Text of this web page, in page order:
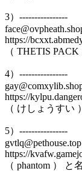
3）----------------
https://
（ THETIS
4）----------------
https://
（ けしょうすい
5）----------------
gvtlq@pethouse.top
https://
（ phantom ） と